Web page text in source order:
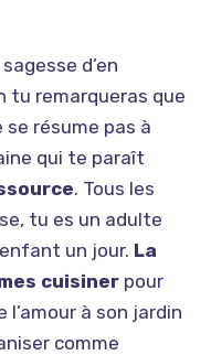
d’en
tu remarqueras que
résume pas à
qui te paraît
. Tous les
tu es un adulte
un jour. La
cuisiner pour
à son jardin
comme